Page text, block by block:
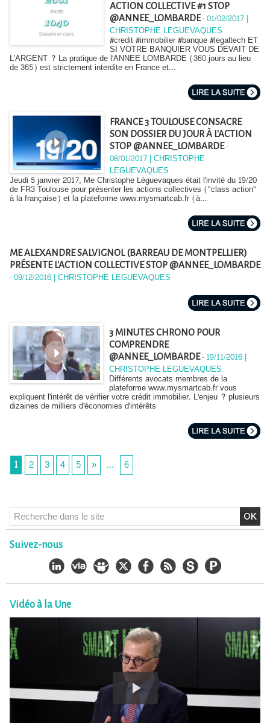
ACTION COLLECTIVE #1 STOP
@ANNEE_LOMBARDE-01/02/2017 |
CHRISTOPHE LEGUEVAQUES
#credit #immobilier #banque #legaltech ET
SI VOTRE BANQUIER VOUS DEVAIT DE
L’ARGENT ? La pratique de l'ANNEE LOMBARDE (360 jours au lieu
de 365) est strictement interdite en France et...
FRANCE 3 TOULOUSE CONSACRE
SON DOSSIER DU JOUR À L'ACTION
STOP @ANNEE_LOMBARDE-
08/01/2017 | CHRISTOPHE
LEGUEVAQUES
Jeudi 5 janvier 2017, Me Christophe Lèguevaques était l'invité du 19/20
de FR3 Toulouse pour présenter les actions collectives ("class action"
à la française) et la plateforme www.mysmartcab.fr (à...
ME ALEXANDRE SALVIGNOL (BARREAU DE MONTPELLIER)
PRÉSENTE L'ACTION COLLECTIVE STOP @ANNEE_LOMBARDE
-09/12/2016 | CHRISTOPHE LEGUEVAQUES
3 MINUTES CHRONO POUR
COMPRENDRE
@ANNEE_LOMBARDE-19/11/2016 |
CHRISTOPHE LEGUEVAQUES
Différents avocats membres de la
plateforme www.mysmartcab.fr vous
expliquent l'intérêt de vérifier votre crédit immobilier. L'enjeu ? plusieurs
dizaines de milliers d'économies d'intérêts
1 2 3 4 5 » ... 6
Suivez-nous
Vidéo à la Une